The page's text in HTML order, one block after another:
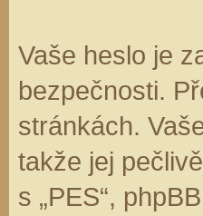
Vaše heslo je
bezpečnosti.
stránkách.
takže jej
s „PES“,